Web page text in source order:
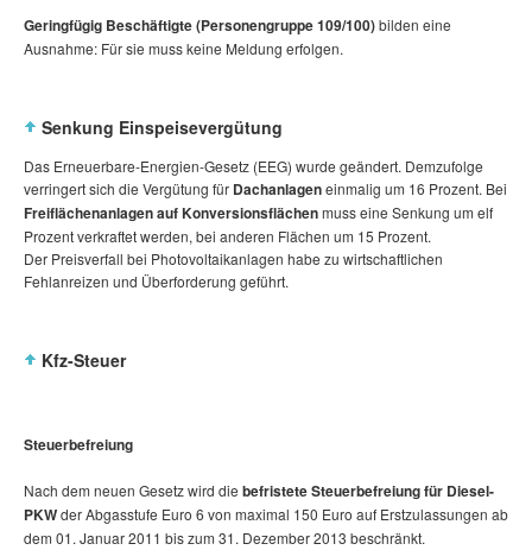
Geringfügig Beschäftigte (Personengruppe 109/100)bilden eine
Ausnahme: Für sie muss keine Meldung erfolgen.
Senkung Einspeisevergütung
Das Erneuerbare-Energien-Gesetz (EEG) wurde geändert. Demzufolge
verringert sich die Vergütung für Dachanlageneinmalig um 16 Prozent. Bei
Freiflächenanlagen auf Konversionsflächenmuss eine Senkung um elf
Prozent verkraftet werden, bei anderen Flächen um 15 Prozent.
Der Preisverfall bei Photovoltaikanlagen habe zu wirtschaftlichen
Fehlanreizen und Überforderung geführt.
Kfz-Steuer
Steuerbefreiung
Nach dem neuen Gesetz wird die befristete Steuerbefreiung für Diesel-
PKWder Abgasstufe Euro 6 von maximal 150 Euro auf Erstzulassungen ab
dem 01. Januar 2011 bis zum 31. Dezember 2013 beschränkt.